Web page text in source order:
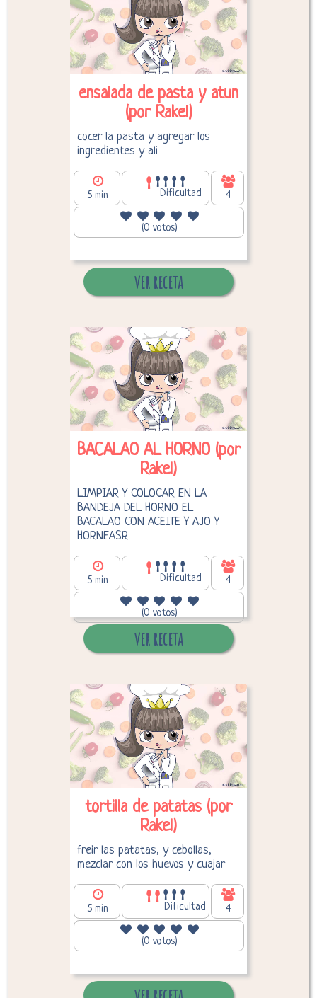
ensalada de pasta y atun
(por Rakel)
cocer la pasta y agregar los
ingredientes y ali
5 min Dificultad 4
(0 votos)
Calorías por persona:
ver receta
BACALAO AL HORNO (por
Rakel)
LIMPIAR Y COLOCAR EN LA
BANDEJA DEL HORNO EL
BACALAO CON ACEITE Y AJO Y
HORNEASR
5 min Dificultad 4
(0 votos)
Desglose de calorías
Calorías por persona:
101,60
ver receta
tortilla de patatas (por
Rakel)
freir las patatas, y cebollas,
mezclar con los huevos y cuajar
5 min Dificultad 4
(0 votos)
Desglose de calorías
Calorías por persona: